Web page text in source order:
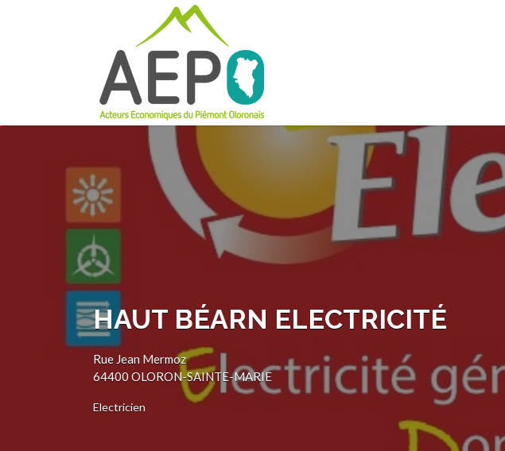
HAUT BÉARN ELECTRICITÉ
Rue Jean Mermoz
64400 OLORON-SAINTE-MARIE
Electricien